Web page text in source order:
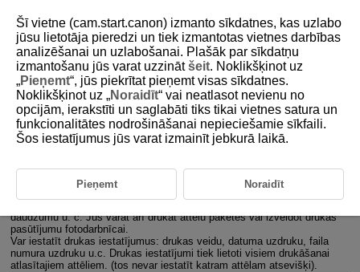
D185-148
Drukas pasūtījums (DPOF)
Drukas opcijas
Attēlu atlasīšana drukāšanai
DPOF (digitālās drukas pasūtījuma formāts) ļauj drukāt kartē ierakstītus
daudzumu u. c. Jūs varat arī drukāt attēlu paketes vai izveidot drukas
pasūtījumu fotodarbnīcai.
Var iestatīt drukas iestatījumus: drukas veidu, datuma uzdruku, faila
numura uzdruku u.c. Drukas iestatījumi tiek lietoti visiem drukāšanai
atlasītajiem attēliem. (tos nevar iestatīt katram attēlam atsevišķi).
Šī vietne (cam.start.canon) izmanto sīkdatnes, kas uzlabo
jūsu lietotāja pieredzi un tiek izmantotas vietnes darbības
analizēšanai un uzlabošanai. Plašāk par sīkdatņu
izmantošanu jūs varat uzzinātšeit. Noklikšķinot uz
„Pieņemt“, jūs piekrītat pieņemt visas sīkdatnes.
Noklikšķinot uz „Noraidīt“ vai neatlasot nevienu no
opcijām, ierakstīti un saglabāti tiks tikai vietnes satura un
funkcionalitātes nodrošināšanai nepieciešamie sīkfaili.
Šos iestatījumus jūs varat izmainīt jebkurā laikā.
Pieņemt Noraidīt